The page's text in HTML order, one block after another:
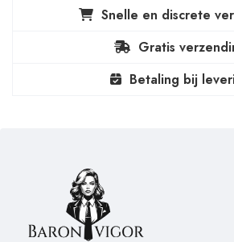
Snelle en discrete
Gratis
Betaling bij